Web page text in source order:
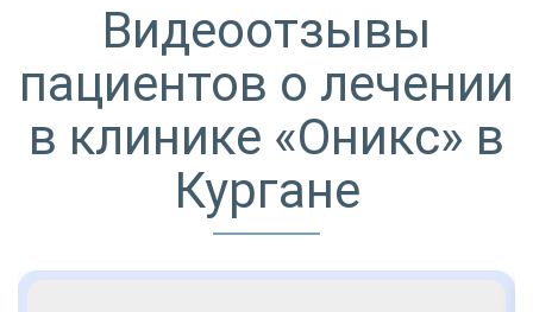
Видеоотзывы
пациентов о лечении
в клинике «Оникс» в
Кургане